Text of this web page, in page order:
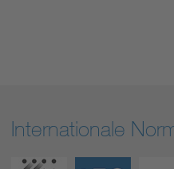
Internationale